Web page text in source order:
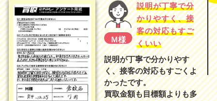
Ｍ様
説明が丁寧で分
かりやすく、接
客の対応もすご
くいい
説明が丁寧で分かりやす
く、接客の対応もすごくよ
かったです。
買取金額も目標額よりも多